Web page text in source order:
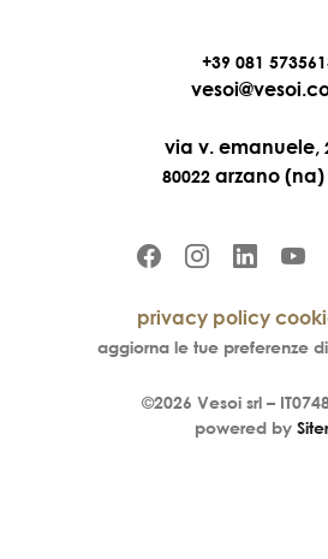
+39 081
via v. emanuele,
80022 arzano
privacy policy
aggiorna le tue preferenze
©2026 Vesoisrl –
powered by